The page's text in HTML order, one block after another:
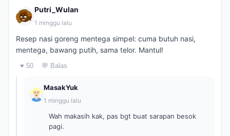
Putri_Wulan
1 minggu lalu
Resep nasi goreng mentega simpel: cuma butuh nasi,
mentega, bawang putih, sama telor. Mantul!
♥ 50 💬 Balas
MasakYuk
1 minggu lalu
Wah makasih kak, pas bgt buat sarapan besok
pagi.